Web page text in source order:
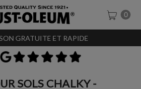
GRATUITE ET RAPIDE
0
SOLS CHALKY -